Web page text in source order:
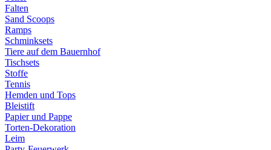
Falten
Sand Scoops
Ramps
Schminksets
Tiere auf dem Bauernhof
Tischsets
Stoffe
Tennis
Hemden und Tops
Bleistift
Papier und Pappe
Torten-Dekoration
Leim